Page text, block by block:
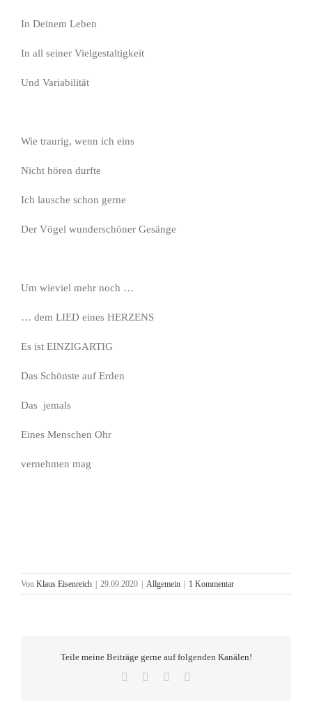
In Deinem Leben
In all seiner Vielgestaltigkeit
Und Variabilität
Wie traurig, wenn ich eins
Nicht hören durfte
Ich lausche schon gerne
Der Vögel wunderschöner Gesänge
Um wieviel mehr noch …
… dem LIED eines HERZENS
Es ist EINZIGARTIG
Das Schönste auf Erden
Das jemals
Eines Menschen Ohr
vernehmen mag
Von Klaus Eisenreich 29.09.2020 Allgemein 1 Kommentar
Teile meine Beiträge gerne auf folgenden Kanälen!
Facebook Pinterest